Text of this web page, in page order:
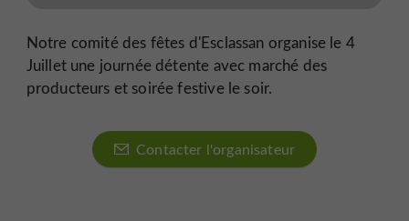
Notre comité des fêtes d'Esclassan organise le 4
Juillet une journée détente avec marché des
producteurs et soirée festive le soir.
Contacter l'organisateur